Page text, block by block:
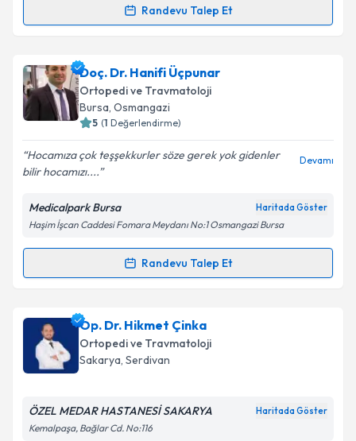
kapsamda işlenmesini kabul ediyorum.
Randevu Talep Et
Randevu Takvimi Talebi
Op. Dr. Mehmet Şahiniçin randevu takvimi talebi
oluşturun. Size bu uzmandan randevu almanız için bir
takvim hazırlandığında e-posta ile bilgilendireceğiz.
Kişisel verilerimin işlenmesine ilişkin
Aydınlatma
Metni'ni okudum ve kişisel verilerimin belirtilen
kapsamda işlenmesini kabul ediyorum.
Doç. Dr. Hanifi Üçpunar
Ortopedi ve Travmatoloji
Bursa, Osmangazi
5 (1 Değerlendirme)
Hocamıza çok teşşekkurler söze gerek yok gidenler
bilir hocamızı....
Devamı
Medicalpark Bursa Haritada Göster
Haşim İşcan Caddesi Fomara Meydanı No:1 Osmangazi Bursa
Randevu Talep Et
Randevu Takvimi Talebi
Doç. Dr. Hanifi Üçpunariçin randevu takvimi talebi
oluşturun. Size bu uzmandan randevu almanız için bir
takvim hazırlandığında e-posta ile bilgilendireceğiz.
Op. Dr. Hikmet Çinka
Ortopedi ve Travmatoloji
Sakarya, Serdivan
ÖZEL MEDAR HASTANESİ SAKARYA Haritada Göster
Kemalpaşa, Bağlar Cd. No:116